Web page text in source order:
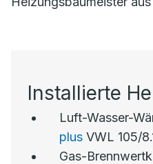
Installierte
Luft-Wasser-
plus VWL 105/
Gas-